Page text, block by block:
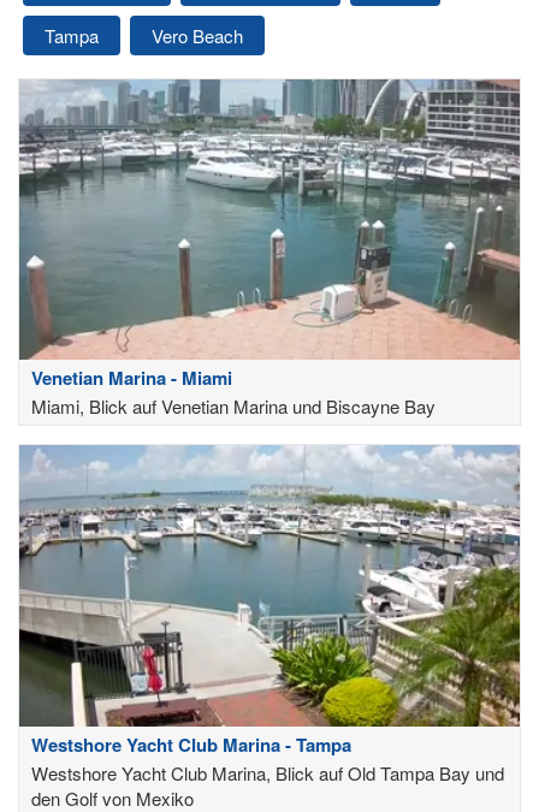
Tampa
Vero Beach
Venetian Marina - Miami
Miami, Blick auf Venetian Marina und Biscayne Bay
Westshore Yacht Club Marina - Tampa
Westshore Yacht Club Marina, Blick auf Old Tampa Bay und
den Golf von Mexiko